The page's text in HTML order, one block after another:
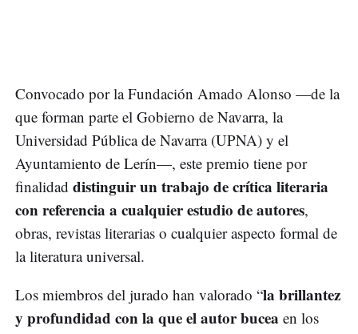
Convocado por la Fundación Amado Alonso —de la
que forman parte el Gobierno de Navarra, la
Universidad Pública de Navarra (UPNA) y el
Ayuntamiento de Lerín—, este premio tiene por
finalidad distinguir un trabajo de crítica literaria
con referencia a cualquier estudio de autores,
obras, revistas literarias o cualquier aspecto formal de
la literatura universal.
Los miembros del jurado han valorado “la brillantez
y profundidad con la que el autor bucea en los